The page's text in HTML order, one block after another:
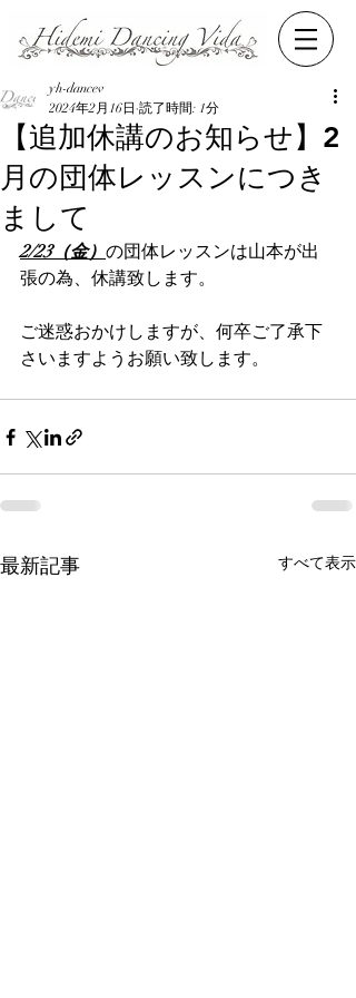
【追加休講のお知らせ】2
月の団体レッスンにつき
まして
yh-dancev
2024年2月16日 読了時間: 1分
2/23（金） の団体レッスンは山本が出
張の為、休講致します。
ご迷惑おかけしますが、何卒ご了承下
さいますようお願い致します。
最新記事 すべて表示